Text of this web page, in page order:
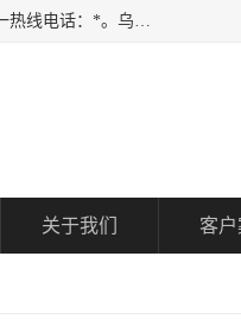
乌鲁木齐福寿家园商务咨询服务有限公司从事：殡葬服务、福寿园、公墓、墓地、迁坟服务等服务，全国统一热线电话：*。乌鲁木齐福寿家园商务咨询服务有限公司提供多种一条龙服务套餐，满足各阶层的实际需求。实实在在做到省心、省力、省钱。
关于我们 客户